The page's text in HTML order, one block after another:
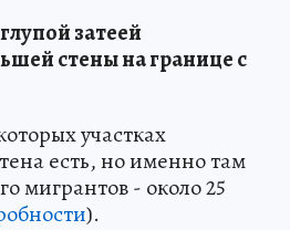
затеей
стены на границе с
участках
есть, но именно там
мигрантов - около 25
).